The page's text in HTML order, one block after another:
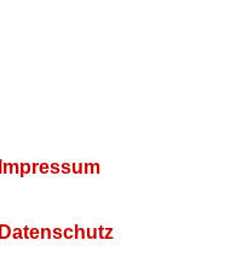
Impressum
Datenschutz